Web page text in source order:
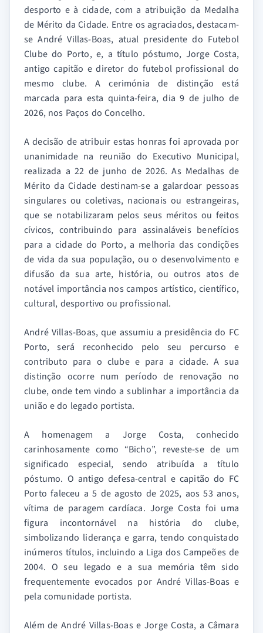
desporto e à cidade, com a atribuição da Medalha
de Mérito da Cidade. Entre os agraciados, destacam-
se André Villas-Boas, atual presidente do Futebol
Clube do Porto, e, a título póstumo, Jorge Costa,
antigo capitão e diretor do futebol profissional do
mesmo clube. A cerimónia de distinção está
marcada para esta quinta-feira, dia 9 de julho de
2026, nos Paços do Concelho.
A decisão de atribuir estas honras foi aprovada por
unanimidade na reunião do Executivo Municipal,
realizada a 22 de junho de 2026. As Medalhas de
Mérito da Cidade destinam-se a galardoar pessoas
singulares ou coletivas, nacionais ou estrangeiras,
que se notabilizaram pelos seus méritos ou feitos
cívicos, contribuindo para assinaláveis benefícios
para a cidade do Porto, a melhoria das condições
de vida da sua população, ou o desenvolvimento e
difusão da sua arte, história, ou outros atos de
notável importância nos campos artístico, científico,
cultural, desportivo ou profissional.
André Villas-Boas, que assumiu a presidência do FC
Porto, será reconhecido pelo seu percurso e
contributo para o clube e para a cidade. A sua
distinção ocorre num período de renovação no
clube, onde tem vindo a sublinhar a importância da
união e do legado portista.
A homenagem a Jorge Costa, conhecido
carinhosamente como “Bicho”, reveste-se de um
significado especial, sendo atribuída a título
póstumo. O antigo defesa-central e capitão do FC
Porto faleceu a 5 de agosto de 2025, aos 53 anos,
vítima de paragem cardíaca. Jorge Costa foi uma
figura incontornável na história do clube,
simbolizando liderança e garra, tendo conquistado
inúmeros títulos, incluindo a Liga dos Campeões de
2004. O seu legado e a sua memória têm sido
frequentemente evocados por André Villas-Boas e
pela comunidade portista.
Além de André Villas-Boas e Jorge Costa, a Câmara